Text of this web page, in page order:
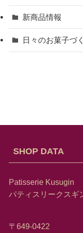
新商品情報
日々のお菓子づ
SHOP DATA
Patisserie Kusugin
パティスリークスギ
〒649-0422